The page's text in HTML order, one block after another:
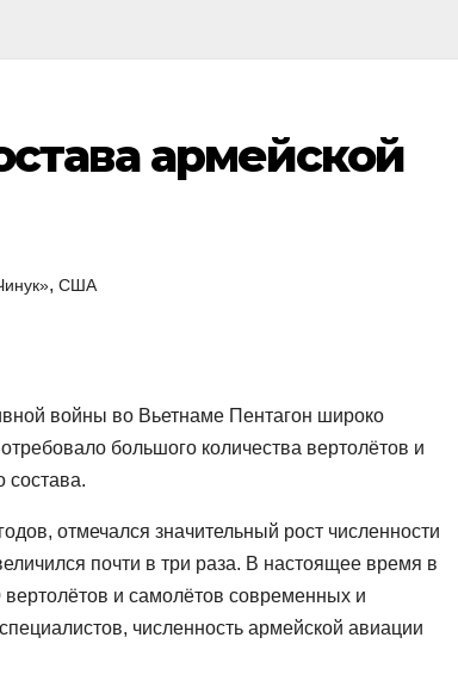
армейской
, США
войны во Вьетнаме Пентагон широко
большого количества вертолётов и
состава.
отмечался значительный рост численности
почти в три раза. В настоящее время в
и самолётов современных и
численность армейской авиации